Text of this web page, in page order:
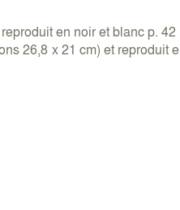
en noir et blanc p. 42
26,8 x 21 cm) et reproduit